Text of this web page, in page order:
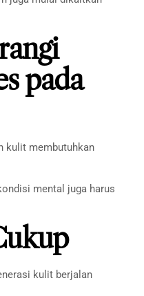
pada
kulit membutuhkan
mental juga harus
kulit berjalan